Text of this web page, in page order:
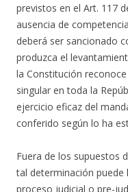
previstos en el Art. 117
ausencia de
deberá ser sancionado
produzca el
la Constitución
singular en toda la
ejercicio eficaz del
conferido según lo ha
Fuera de los supuestos
tal determinación puede
proceso judicial o pre-